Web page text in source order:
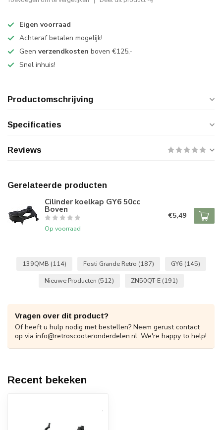
Eigen voorraad
Achteraf betalen mogelijk!
Geen verzendkosten boven €125,-
Snel inhuis!
Productomschrijving
Specificaties
Reviews
Gerelateerde producten
Cilinder koelkap GY6 50cc
Boven
Op voorraad
€5,49
139QMB (114) Fosti Grande Retro (187) GY6 (145)
Nieuwe Producten (512) ZN50QT-E (191)
Vragen over dit product?
Of heeft u hulp nodig met bestellen? Neem gerust contact
op via info@retroscooteronderdelen.nl. We're happy to help!
Recent bekeken